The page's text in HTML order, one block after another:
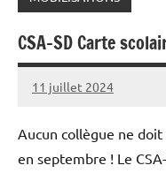
CSA-SD Carte
11 juillet 2024
Snudifo44
Aucun collègue ne
en septembre ! Le